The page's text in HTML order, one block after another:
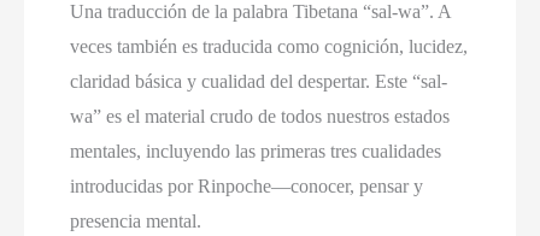
Una traducción de la palabra Tibetana “sal-wa”. A
veces también es traducida como cognición, lucidez,
claridad básica y cualidad del despertar. Este “sal-
wa” es el material crudo de todos nuestros estados
mentales, incluyendo las primeras tres cualidades
introducidas por Rinpoche—conocer, pensar y
presencia mental.